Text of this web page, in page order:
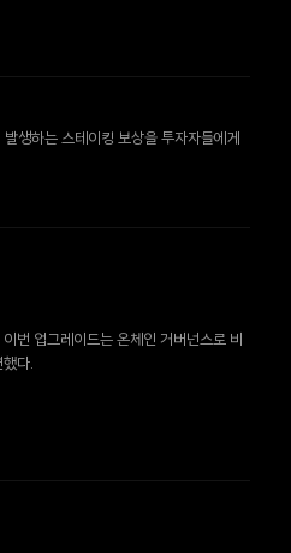
생하는 스테이킹 보상을 투자자들에게
번 업그레이드는 온체인 거버넌스로 비
다.